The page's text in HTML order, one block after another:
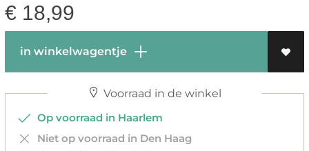
€ 18,99
in winkelwagentje
Voorraad in de winkel
Op voorraad in Haarlem
Niet op voorraad in Den Haag